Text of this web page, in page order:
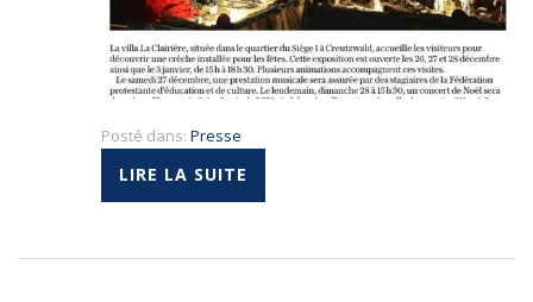
Posté dans: Presse
LIRE LA SUITE